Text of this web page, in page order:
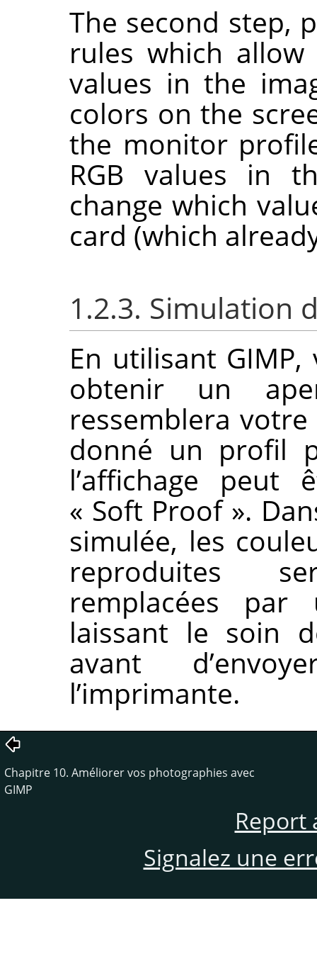
The second step,
rules which
values in the
colors on the
the monitor
RGB values in
change which
card (which
1.2.3. Simulation
En utilisant GIMP,
obtenir un
ressemblera
donné un profil
l’affichage peut
« Soft Proof».
simulée, les
reproduites
remplacées
laissant le soin
avant
l’imprimante.
Chapitre 10. Améliorer vos photographies avec
GIMP
Report
Signalez une